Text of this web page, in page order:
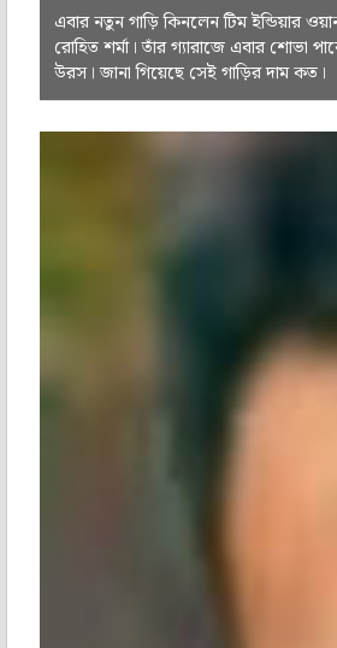
এবার নতুন গাড়ি কিনলেন টিম ইন্ডিয়ার
রোহিত শর্মা। তাঁর গ্যারাজে এবার শোভা
উরস। জানা গিয়েছে সেই গাড়ির দাম কত।